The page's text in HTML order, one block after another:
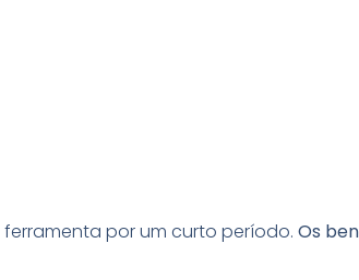
ferramenta por um curto período.Os